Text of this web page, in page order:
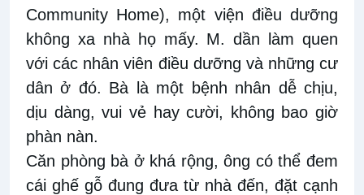
Community Home), một viện điều dưỡng
không xa nhà họ mấy. M. dần làm quen
với các nhân viên điều dưỡng và những cư
dân ở đó. Bà là một bệnh nhân dễ chịu,
dịu dàng, vui vẻ hay cười, không bao giờ
phàn nàn.
Căn phòng bà ở khá rộng, ông có thể đem
cái ghế gỗ đung đưa từ nhà đến, đặt cạnh